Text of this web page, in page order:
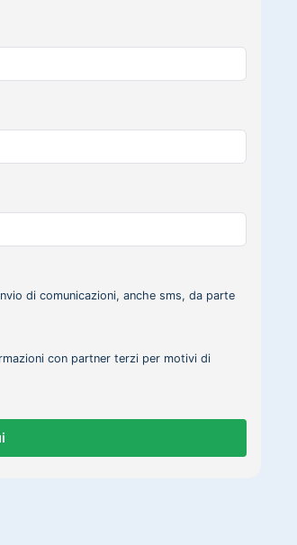
di comunicazioni, anche sms, da parte
con partner terzi per motivi di